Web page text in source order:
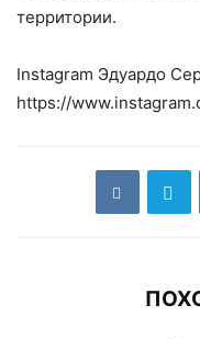
территории.
Instagram Эдуардо
https://